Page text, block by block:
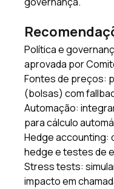
Política e
aprovada por
Fontes de preços:
(bolsas) com
Automação:
para cálculo
Hedge accounting:
hedge e testes de
Stress tests:
impacto em